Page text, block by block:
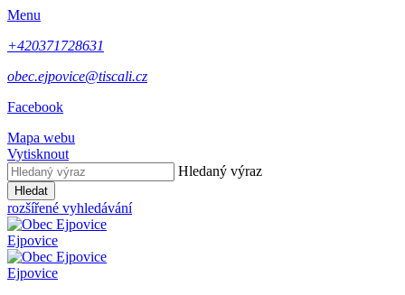
Menu
+420371728631
obec.ejpovice@tiscali.cz
Facebook
Mapa webu
Vytisknout
Hledaný výraz
Hledat
rozšířené vyhledávání
Ejpovice
Ejpovice